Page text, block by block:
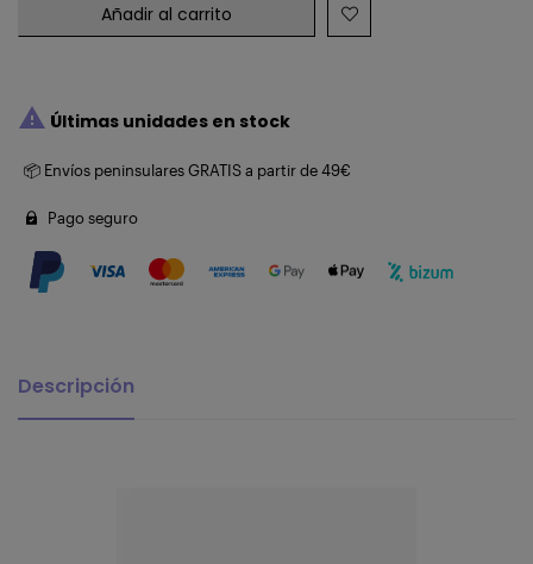
Añadir al carrito
 Últimas unidades en stock
📦 Envíos peninsulares GRATIS a partir de 49€
Pago seguro
Descripción